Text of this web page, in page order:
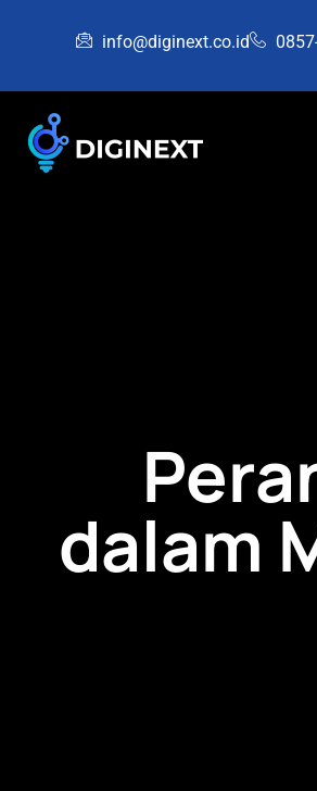
info@diginext.co.id
dalam